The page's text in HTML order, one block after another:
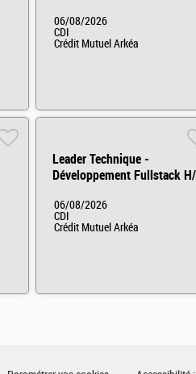
06/08/2026
CDI
Crédit Mutuel Arkéa
Leader Technique -
Développement Fullstack
06/08/2026
CDI
Crédit Mutuel Arkéa